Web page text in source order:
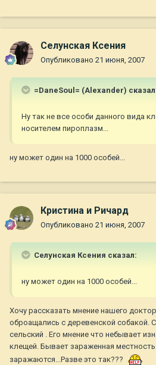
Селунская Ксения
Опубликовано 21 июня, 2007
=DaneSoul= (Alexander)
Ну так не все особи данного вида
носителем пироплазм...
ну может один на 1000 особей...
Кристина и Ричард
Опубликовано 21 июня, 2007
Селунская Ксения сказал:
ну может один на 1000 особей...
Хочу рассказать мнение нашего
оброащались с деревенской собакой.
сельский . Его мнение что небывает
клещей. Бывает зараженная местность
заражаются...Разве это так???